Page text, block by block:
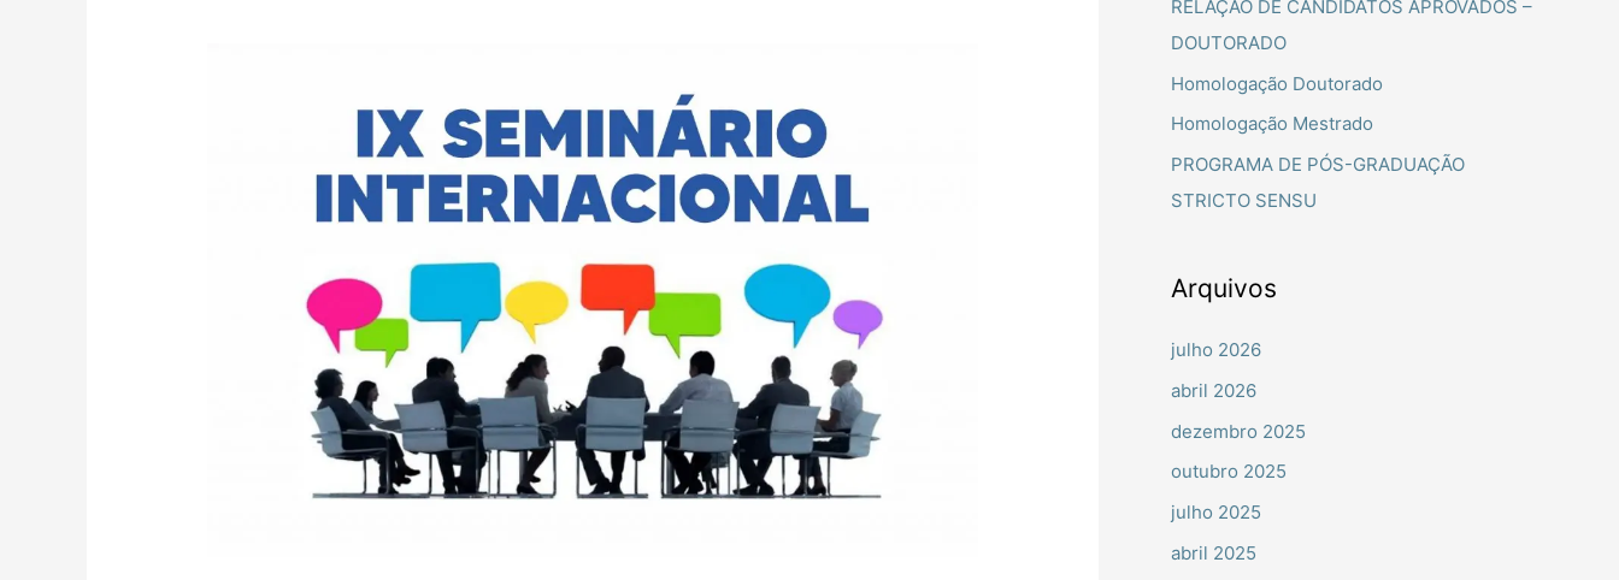
INTERNACIONAL:
FUNDAMENTALIDADE
o
r
:
RELAÇÃO DE CANDIDATOS APROVADOS –
DOUTORADO
Homologação Doutorado
Homologação Mestrado
PROGRAMA DE PÓS-GRADUAÇÃO
STRICTO SENSU
Arquivos
julho 2026
abril 2026
dezembro 2025
outubro 2025
julho 2025
abril 2025